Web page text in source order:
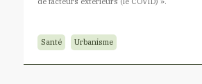
Santé Urbanisme